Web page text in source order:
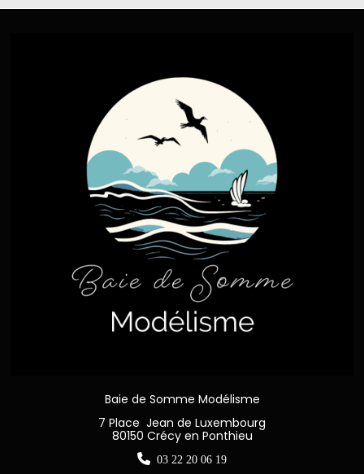
Baie de Somme Modélisme
7 Place Jean de Luxembourg
80150 Crécy en Ponthieu
 03 22 20 06 19